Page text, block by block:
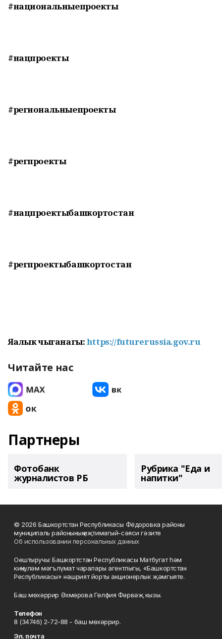
#национальныепроекты
#нацпроекты
#региональныепроекты
#регпроекты
#нацпроектыбашкортостан
#регпроектыбашкортостан
Яңалык чыганагы:https://futurerussia.gov.ru
Читайте нас
Партнеры
Фотобанк
журналистов РБ
Рубрика "Еда и
напитки"
© 2026 Башкортстан Республикасы Фёдоровка районы
муниципаль районының иҗтимагый-сәяси гәзите
Об использовании персональных данных
Оештыручы: Башкортстан Республикасы Матбугат һәм
киңкүләм мәгълүмат чаралары агентлыгы, «Башкортстан
Республикасы» нәшрият йорты акционерлык җәмгыяте.
Баш мөхәррир Әхмәрова Гөлфия Фәрвәҗ кызы.
Телефон
8 (34746) 2-72-88 - баш мөхәррир.
Эл. почта